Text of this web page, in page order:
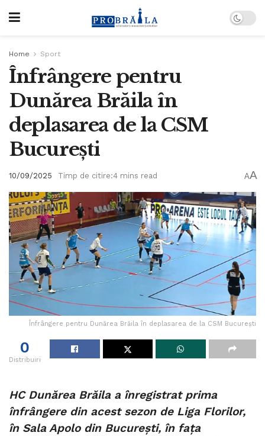
Home Sport
Înfrângere pentru
Dunărea Brăila în
deplasarea de la CSM
București
10/09/2025 Timp de citire:4 mins read AA
Înfrângere pentru Dunărea Brăila în deplasarea de la CSM București
0
Distribuiri
HC Dunărea Brăila a înregistrat prima
înfrângere din acest sezon de Liga Florilor,
în Sala Apolo din București, în fața